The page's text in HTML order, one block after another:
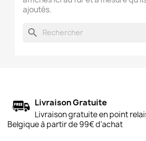
ajoutés.
search
Livraison Gratuite
Livraison gratuite en point
Belgique à partir de 99€ d'achat